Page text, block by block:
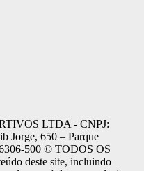
LTDA - CNPJ:
Jorge, 650 – Parque
500 ©️ TODOS OS
deste site, incluindo